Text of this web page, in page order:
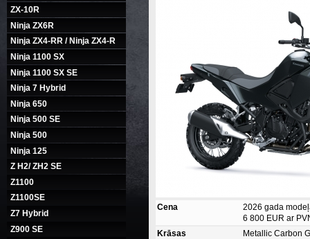
ZX-10R
Ninja ZX6R
Ninja ZX4-RR / Ninja ZX4-R
Ninja 1100 SX
Ninja 1100 SX SE
Ninja 7 Hybrid
Ninja 650
Ninja 500 SE
Ninja 500
Ninja 125
Z H2/ ZH2 SE
Z1100
Z1100SE
Z7 Hybrid
Z900 SE
Cena
2026 gada
6 800 EUR ar
Krāsas
Metallic Carbon